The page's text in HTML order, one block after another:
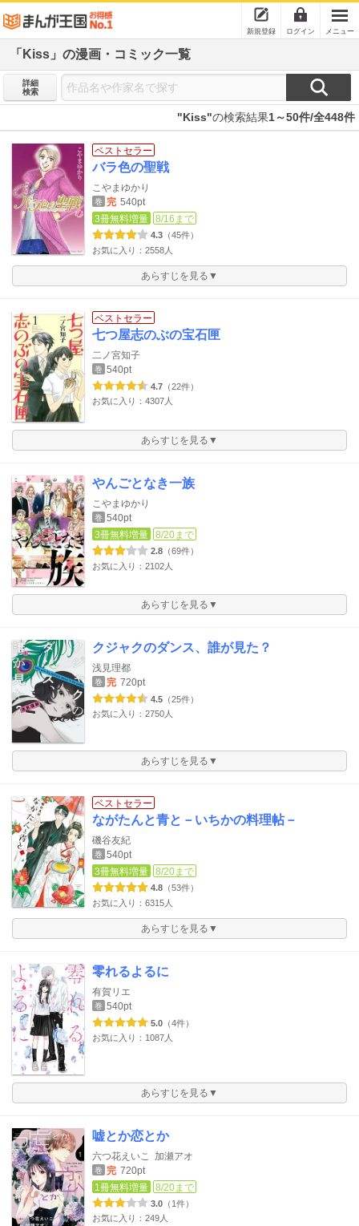
新規登録 ログイン メニュー
「Kiss」の漫画・コミック一覧
詳細
検索
"Kiss"の検索結果1～50件/全448件
ベストセラー
バラ色の聖戦
こやまゆかり
巻 完 540pt
3冊無料増量
8/16まで
4.3 （45件）
お気に入り：2558人
あらすじを見る▼
ベストセラー
七つ屋志のぶの宝石匣
二ノ宮知子
巻 540pt
4.7 （22件）
お気に入り：4307人
あらすじを見る▼
やんごとなき一族
こやまゆかり
巻 540pt
3冊無料増量
8/20まで
2.8 （69件）
お気に入り：2102人
あらすじを見る▼
クジャクのダンス、誰が見た？
浅見理都
巻 完 720pt
4.5 （25件）
お気に入り：2750人
あらすじを見る▼
ベストセラー
ながたんと青と－いちかの料理帖－
磯谷友紀
巻 540pt
3冊無料増量
8/20まで
4.8 （53件）
お気に入り：6315人
あらすじを見る▼
零れるよるに
有賀リエ
巻 540pt
5.0 （4件）
お気に入り：1087人
あらすじを見る▼
嘘とか恋とか
六つ花えいこ 加瀬アオ
巻 完 720pt
1冊無料増量
8/20まで
3.0 （1件）
お気に入り：249人